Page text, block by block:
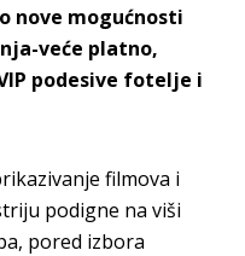
nove mogućnosti
veće platno,
podesive fotelje i
filmova i
podigne na viši
pored izbora